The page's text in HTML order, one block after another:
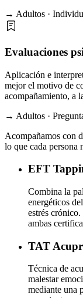
→ Adultos ·
Evaluaciones
Aplicación e
mejor el motivo de
acompañamiento, a
→ Adultos ·
Acompañamos con
lo que cada persona
EFT
Combina la
energéticos
estrés
ambas
TAT
Técnica de
malestar
mediante una